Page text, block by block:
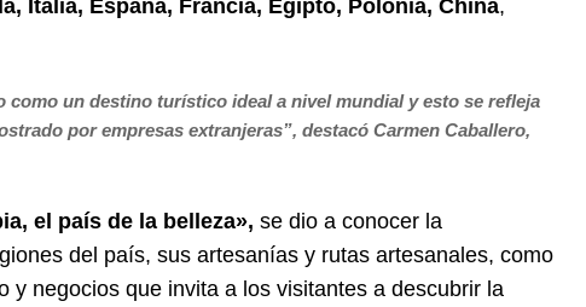
Italia, España, Francia, Egipto, Polonia, China,
como un destino turístico ideal a nivel mundial y esto se refleja
por empresas extranjeras”, destacó Carmen Caballero,
el país de la belleza», se dio a conocer la
del país, sus artesanías y rutas artesanales, como
y negocios que invita a los visitantes a descubrir la